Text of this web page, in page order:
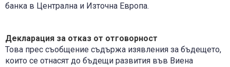
банка в Централна и Източна Европа.
Декларация за отказ от отговорност
Това прес съобщение съдържа изявления за бъдещето,
които се отнасят до бъдещи развития във Виена